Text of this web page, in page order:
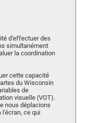
d'effectuer des
simultanément
la coordination
cette capacité
du Wisconsin
de
visuelle (VOT).
nous déplacions
l'écran, ce qui